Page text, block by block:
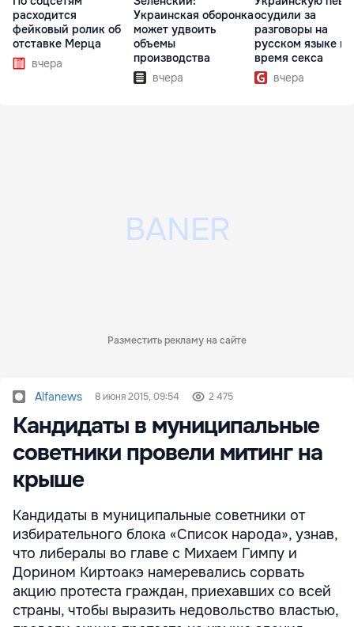
расходится
фейковый ролик об
отставке Мерца
вчера
Украинская оборонка
может удвоить
объемы
производства
вчера
осудили за
разговоры на
русском языке во
время секса
вчера
Разместить рекламу на сайте
Alfanews 8 июня 2015, 09:54 2 475
Кандидаты в муниципальные
советники провели митинг на
крыше
Кандидаты в муниципальные советники от
избирательного блока «Список народа», узнав,
что либералы во главе с Михаем Гимпу и
Дорином Киртоакэ намеревались сорвать
акцию протеста граждан, приехавших со всей
страны, чтобы выразить недовольство властью,